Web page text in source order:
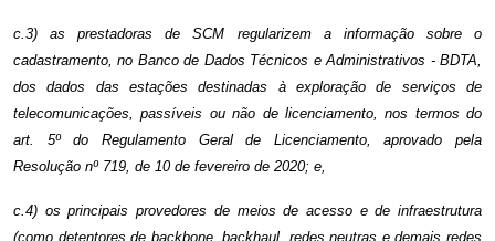
c.3) as prestadoras de SCM regularizem a informação sobre o
cadastramento, no Banco de Dados Técnicos e Administrativos - BDTA,
dos dados das estações destinadas à exploração de serviços de
telecomunicações, passíveis ou não de licenciamento, nos termos do
art. 5º do Regulamento Geral de Licenciamento, aprovado pela
Resolução nº 719, de 10 de fevereiro de 2020; e,
c.4) os principais provedores de meios de acesso e de infraestrutura
(como detentores de backbone,backhaul, redes neutras e demais redes